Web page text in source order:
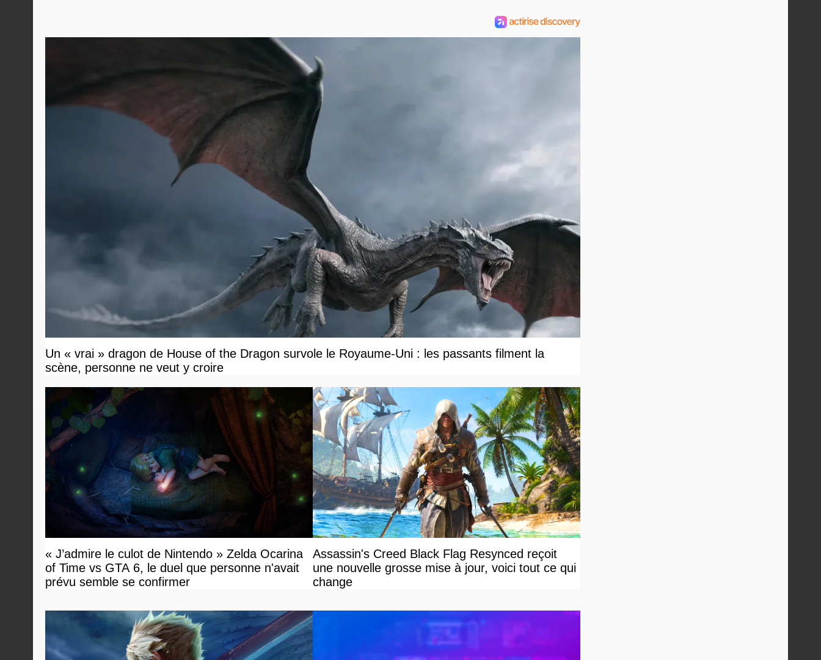
Un « vrai » dragon de House of the Dragon survole le Royaume-Uni : les passants filment la
scène, personne ne veut y croire
« J’admire le culot de Nintendo » Zelda Ocarina
of Time vs GTA 6, le duel que personne n'avait
prévu semble se confirmer
Assassin's Creed Black Flag Resynced reçoit
une nouvelle grosse mise à jour, voici tout ce qui
change